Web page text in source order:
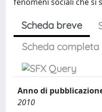
Scheda breve
Scheda completa
Anno di
2010